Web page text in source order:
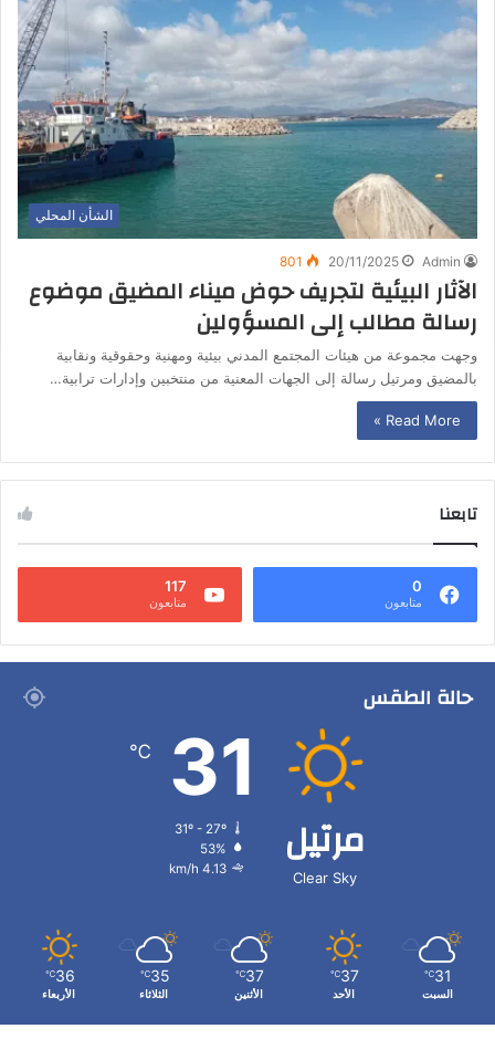
الشأن المحلي
Admin
20/11/2025
801
الآثار البيئية لتجريف حوض ميناء المضيق موضوع
رسالة مطالب إلى المسؤولين
وجهت مجموعة من هيئات المجتمع المدني بيئية ومهنية وحقوقية ونقابية
بالمضيق ومرتيل رسالة إلى الجهات المعنية من منتخبين وإدارات ترابية…
Read More »
تابعنا
0
متابعون
117
متابعون
حالة الطقس
مرتيل
Clear Sky
31
℃
31º - 27º
53%
4.13 km/h
31
℃
السبت
37
℃
الأحد
37
℃
الأثنين
35
℃
الثلاثاء
36
℃
الأربعاء